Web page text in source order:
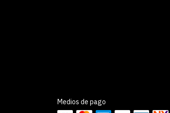
Medios de pago